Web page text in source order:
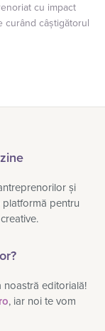
cu impact
curând câștigătorul
și
pentru
noastră editorială!
, iar noi te vom